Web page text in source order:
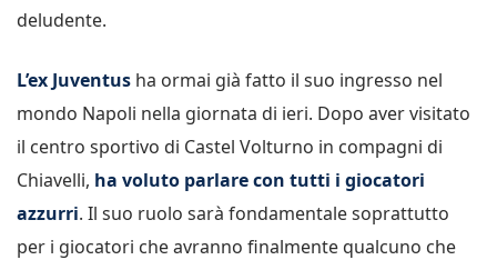
deludente.
L’ex Juventus ha ormai già fatto il suo ingresso nel
mondo Napoli nella giornata di ieri. Dopo aver visitato
il centro sportivo di Castel Volturno in compagni di
Chiavelli, ha voluto parlare con tutti i giocatori
azzurri. Il suo ruolo sarà fondamentale soprattutto
per i giocatori che avranno finalmente qualcuno che